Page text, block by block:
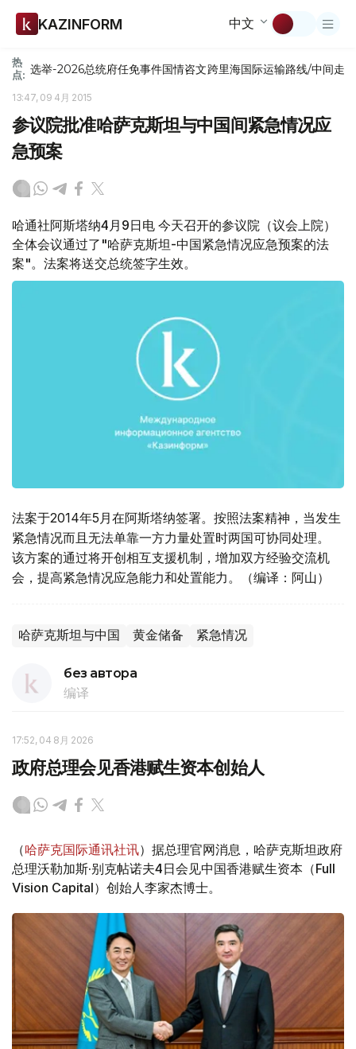
KAZINFORM 中文
热
点: 选举-2026总统府任免事件国情咨文跨里海国际运输路线/中间走廊
13:47, 09 4月 2015
参议院批准哈萨克斯坦与中国间紧急情况应
急预案
哈通社阿斯塔纳4月9日电 今天召开的参议院（议会上院）
全体会议通过了"哈萨克斯坦-中国紧急情况应急预案的法
案"。法案将送交总统签字生效。
法案于2014年5月在阿斯塔纳签署。按照法案精神，当发生
紧急情况而且无法单靠一方力量处置时两国可协同处理。
该方案的通过将开创相互支援机制，增加双方经验交流机
会，提高紧急情况应急能力和处置能力。（编译：阿山）
哈萨克斯坦与中国 黄金储备 紧急情况
без автора
编译
17:52, 04 8月 2026
政府总理会见香港赋生资本创始人
（哈萨克国际通讯社讯）据总理官网消息，哈萨克斯坦政府
总理沃勒加斯·别克帖诺夫4日会见中国香港赋生资本（Full
Vision Capital）创始人李家杰博士。